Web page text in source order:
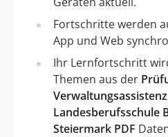
Fortschritte werden
App und Web
Ihr Lernfortschritt
Themen aus der
Landesberufsschule
Steiermark PDF